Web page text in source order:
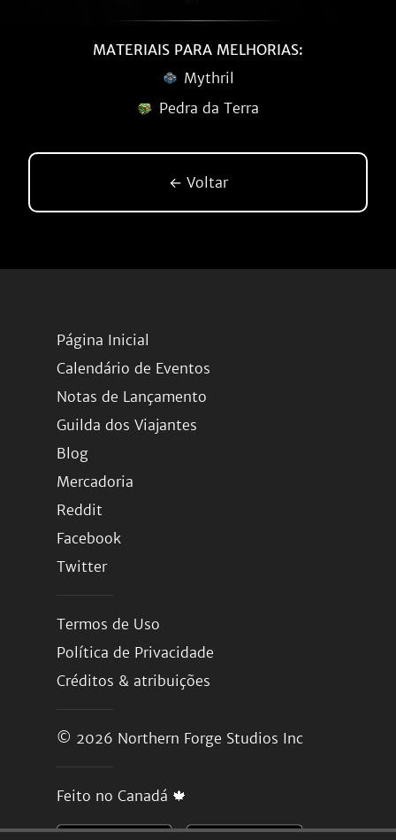
MATERIAIS PARA MELHORIAS:
Mythril
Pedra da Terra
← Voltar
Página Inicial
Calendário de Eventos
Notas de Lançamento
Guilda dos Viajantes
Blog
Mercadoria
Reddit
Facebook
Twitter
Termos de Uso
Política de Privacidade
Créditos & atribuições
© 2026 Northern Forge Studios Inc
Feito no Canadá 🍁